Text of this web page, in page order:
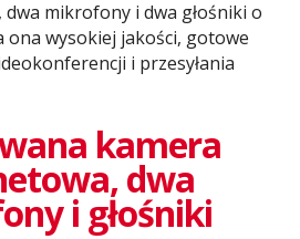
dwa mikrofony i dwa głośniki o
ona wysokiej jakości, gotowe
i przesyłania
kamera
dwa
i głośniki​